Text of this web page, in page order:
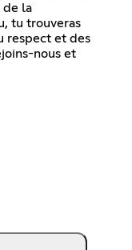
de la
tu trouveras
respect et des
nous et